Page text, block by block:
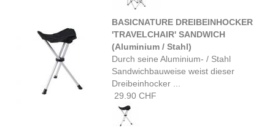
BASICNATURE DREIBEINHOCKER
'TRAVELCHAIR' SANDWICH
(Aluminium / Stahl)
Durch seine Aluminium- / Stahl
Sandwichbauweise weist dieser
Dreibeinhocker ...
29.90 CHF